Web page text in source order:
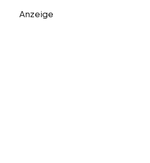
Anzeige